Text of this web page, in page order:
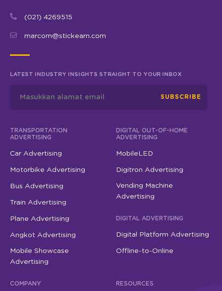
(021) 4269515
marcom@stickearn.com
LATEST INDUSTRY INSIGHTS STRAIGHT TO YOUR INBOX
SUBSCRIBE
TRANSPORTATION
ADVERTISING
Car Advertising
Motorbike Advertising
Bus Advertising
Train Advertising
Plane Advertising
Angkot Advertising
Mobile Showcase
Advertising
DIGITAL OUT-OF-HOME
ADVERTISING
MobileLED
Digitron Advertising
Vending Machine
Advertising
DIGITAL ADVERTISING
Digital Platform Advertising
Offline-to-Online
COMPANY RESOURCES